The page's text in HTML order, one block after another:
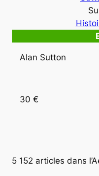
Alan Sutton
30 €
5 152 articles dans